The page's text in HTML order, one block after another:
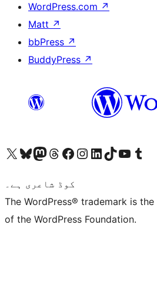
WordPress.com ↗
Matt ↗
bbPress ↗
BuddyPress ↗
Visit our X (formerly Twitter) account
ہمارے بلیواسکائی اکاؤنٹ پر جائیں
Visit our Mastodon account
ہمارے ٹھریڈز اکاؤنٹ پر جائیں
Visit our Facebook page
Visit our Instagram account
Visit our LinkedIn account
ہمارے ٹک ٹاک اکاؤنٹ پر جائیں
Visit our YouTube
اکاؤنٹ پر جائیں
کوڈ شاعری ہے۔
The WordPress® trademark is
of the WordPress Foundation.